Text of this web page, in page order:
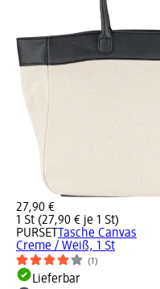
27,90 €
1 St (27,90 € je 1 St)
PURSET Tasche Canvas
Creme / Weiß, 1 St
(1)
Lieferbar